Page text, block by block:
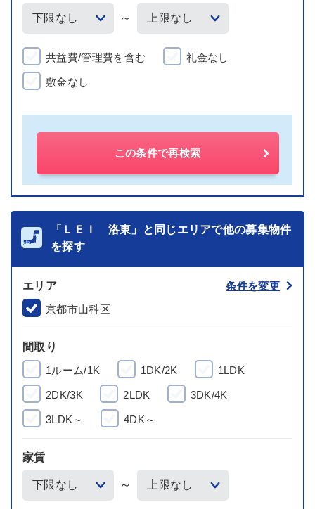
～
共益費/管理費を含む 礼金なし
敷金なし
この条件で再検索
「ＬＥＩ 洛東」と同じエリアで他の募集物件
を探す
エリア
条件を変更
京都市山科区
間取り
1ルーム/1K
1DK/2K 1LDK
2DK/3K 2LDK 3DK/4K
3LDK～ 4DK～
家賃
～